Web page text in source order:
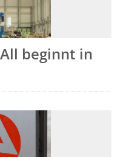
beginnt in